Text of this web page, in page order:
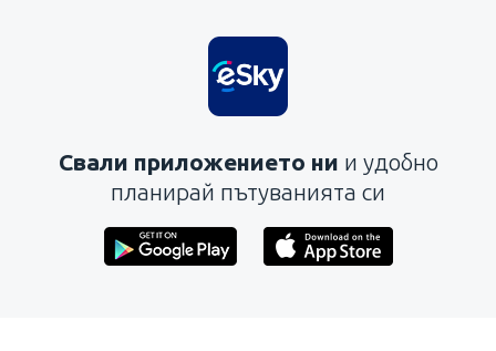
Свали приложението ни и удобно
планирай пътуванията си